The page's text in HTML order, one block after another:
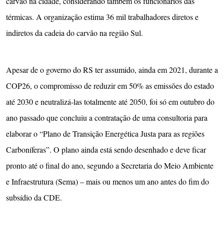
térmicas. A organização estima 36 mil trabalhadores diretos e
indiretos da cadeia do carvão na região Sul.
Apesar de o governo do RS ter assumido, ainda em 2021, durante a
COP26, o compromisso de reduzir em 50% as emissões do estado
até 2030 e neutralizá-las totalmente até 2050, foi só em outubro do
ano passado que concluiu a contratação de uma consultoria para
elaborar o “Plano de Transição Energética Justa para as regiões
Carboníferas”. O plano ainda está sendo desenhado e deve ficar
pronto até o final do ano, segundo a Secretaria do Meio Ambiente
e Infraestrutura (Sema) – mais ou menos um ano antes do fim do
subsídio da CDE.